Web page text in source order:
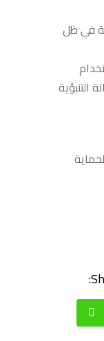
في ظل
التنبؤية
Whatsapp